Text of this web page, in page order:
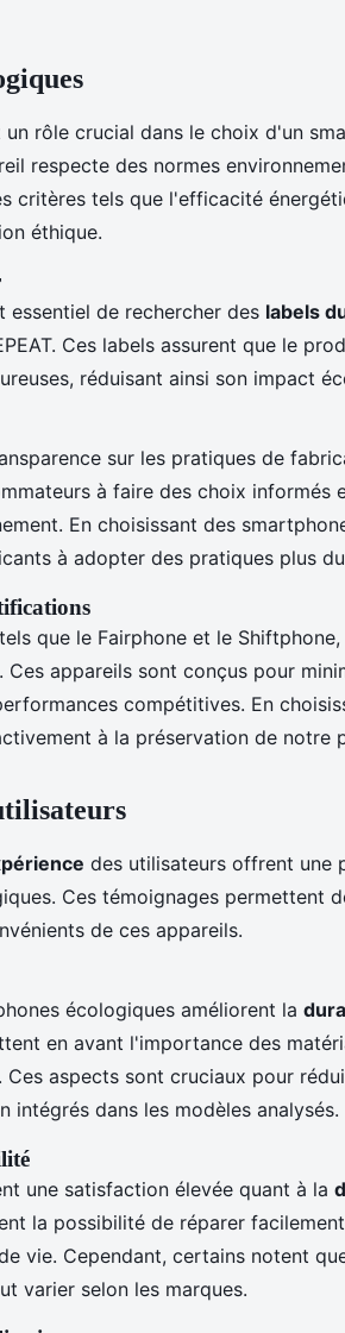
un rôle crucial dans le choix d'un
respecte des normes
critères tels que l'efficacité
éthique.
de rechercher des labels
Ces labels assurent que le
réduisant ainsi son impact
sur les pratiques de
à faire des choix informés
En choisissant des
à adopter des pratiques plus
que le Fairphone et le
. Ces appareils sont conçus pour
compétitives. En
à la préservation de notre
des utilisateurs offrent une
Ces témoignages permettent
de ces appareils.
écologiques améliorent la
en avant l'importance des
aspects sont cruciaux pour
intégrés dans les modèles analysés.
une satisfaction élevée quant à la
la possibilité de réparer
vie. Cependant, certains notent
varier selon les marques.